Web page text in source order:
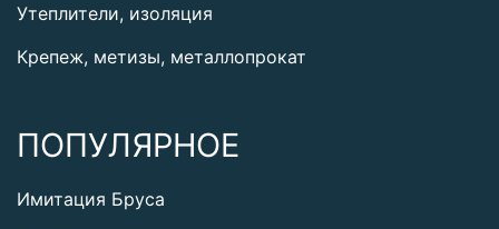
Утеплители, изоляция
Крепеж, метизы, металлопрокат
ПОПУЛЯРНОЕ
Имитация Бруса